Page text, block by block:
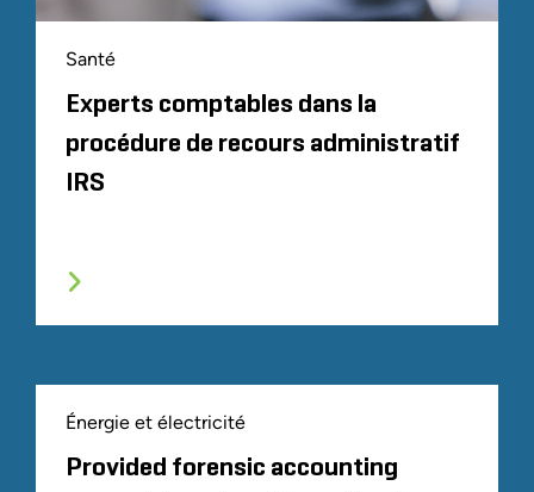
Santé
Experts comptables dans la
procédure de recours administratif
IRS
Énergie et électricité
Provided forensic accounting